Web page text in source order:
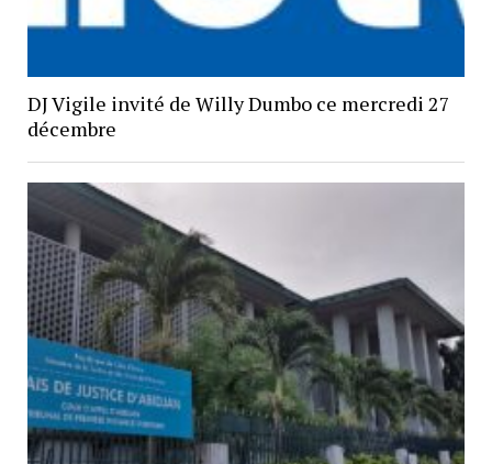
DJ Vigile invité de Willy Dumbo ce mercredi 27
décembre